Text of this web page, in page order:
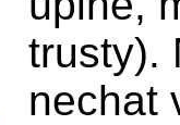
trusty).
nechat